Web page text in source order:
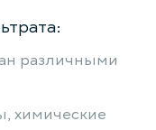
различными
химические